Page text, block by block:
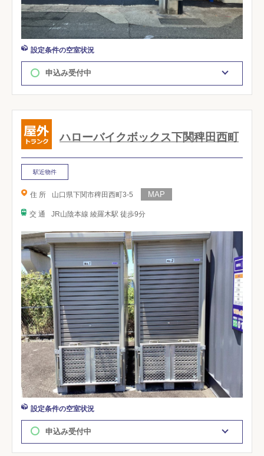
設定条件の空室状況
申込み受付中
ハローバイクボックス下関稗田西町
駅近物件
住 所 山口県下関市稗田西町3-5
交 通 JR山陰本線 綾羅木駅 徒歩9分
設定条件の空室状況
申込み受付中